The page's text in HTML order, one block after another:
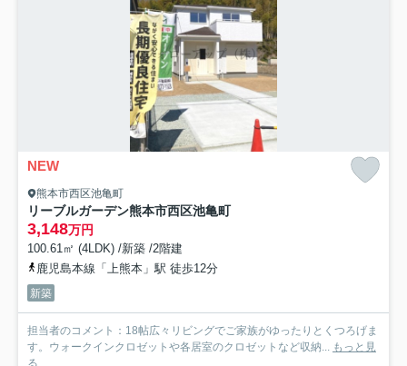
NEW
熊本市西区池亀町
リーブルガーデン熊本市西区池亀町
3,148万円
100.61㎡ (4LDK) /新築 /2階建
鹿児島本線「上熊本」駅 徒歩12分
新築
担当者のコメント：18帖広々リビングでご家族がゆったりとくつろげま
す。ウォークインクロゼットや各居室のクロゼットなど収納... もっと見